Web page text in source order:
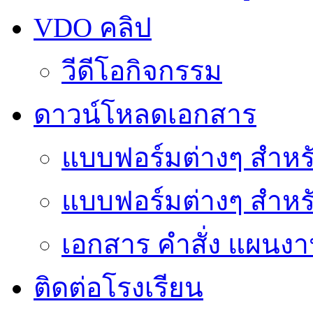
VDO คลิป
วีดีโอกิจกรรม
ดาวน์โหลดเอกสาร
แบบฟอร์มต่างๆ สำห
แบบฟอร์มต่างๆ สำห
เอกสาร คำสั่ง แผนง
ติดต่อโรงเรียน